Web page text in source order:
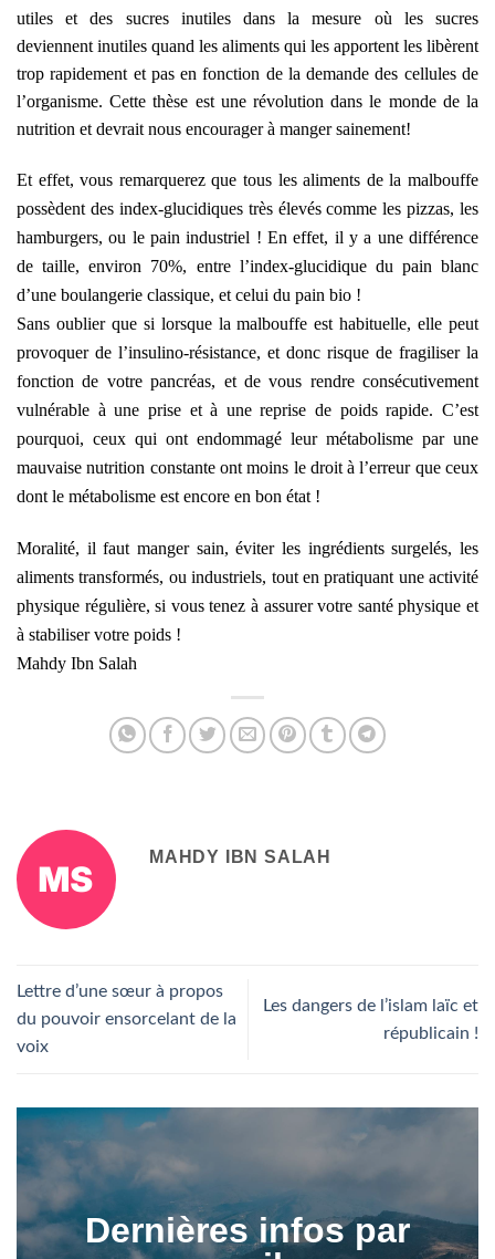
utiles et des sucres inutiles dans la mesure où les sucres
deviennent inutiles quand les aliments qui les apportent les libèrent
trop rapidement et pas en fonction de la demande des cellules de
l’organisme. Cette thèse est une révolution dans le monde de la
nutrition et devrait nous encourager à manger sainement!
Et effet, vous remarquerez que tous les aliments de la malbouffe
possèdent des index-glucidiques très élevés comme les pizzas, les
hamburgers, ou le pain industriel ! En effet, il y a une différence
de taille, environ 70%, entre l’index-glucidique du pain blanc
d’une boulangerie classique, et celui du pain bio !
Sans oublier que si lorsque la malbouffe est habituelle, elle peut
provoquer de l’insulino-résistance, et donc risque de fragiliser la
fonction de votre pancréas, et de vous rendre consécutivement
vulnérable à une prise et à une reprise de poids rapide. C’est
pourquoi, ceux qui ont endommagé leur métabolisme par une
mauvaise nutrition constante ont moins le droit à l’erreur que ceux
dont le métabolisme est encore en bon état !
Moralité, il faut manger sain, éviter les ingrédients surgelés, les
aliments transformés, ou industriels, tout en pratiquant une activité
physique régulière, si vous tenez à assurer votre santé physique et
à stabiliser votre poids !
Mahdy Ibn Salah
MAHDY IBN SALAH
Lettre d’une sœur à propos
du pouvoir ensorcelant de la
voix
Les dangers de l’islam laïc et
républicain !
Dernières infos par